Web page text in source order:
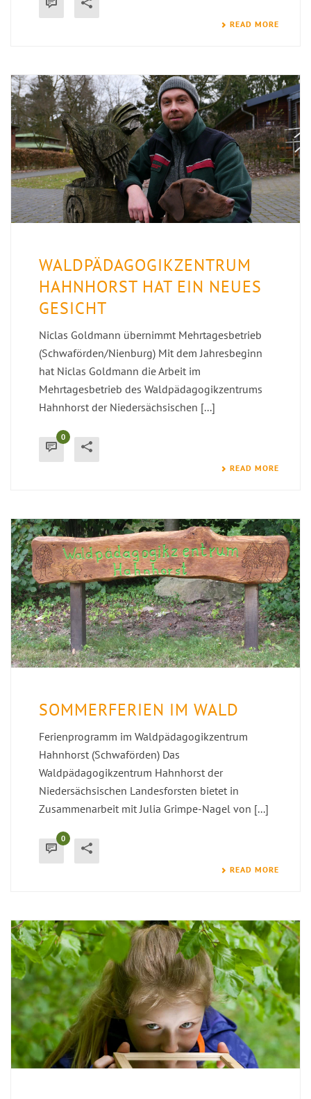
READ MORE
WALDPÄDAGOGIKZENTRUM
HAHNHORST HAT EIN NEUES
GESICHT
Niclas Goldmann übernimmt Mehrtagesbetrieb
(Schwaförden/Nienburg) Mit dem Jahresbeginn
hat Niclas Goldmann die Arbeit im
Mehrtagesbetrieb des Waldpädagogikzentrums
Hahnhorst der Niedersächsischen [...]
0
READ MORE
SOMMERFERIEN IM WALD
Ferienprogramm im Waldpädagogikzentrum
Hahnhorst (Schwaförden) Das
Waldpädagogikzentrum Hahnhorst der
Niedersächsischen Landesforsten bietet in
Zusammenarbeit mit Julia Grimpe-Nagel von [...]
0
READ MORE